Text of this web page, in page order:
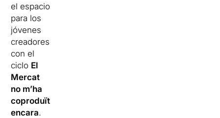
el espacio
para los
jóvenes
creadores
con el
ciclo El
Mercat
no m’ha
coproduït
encara.